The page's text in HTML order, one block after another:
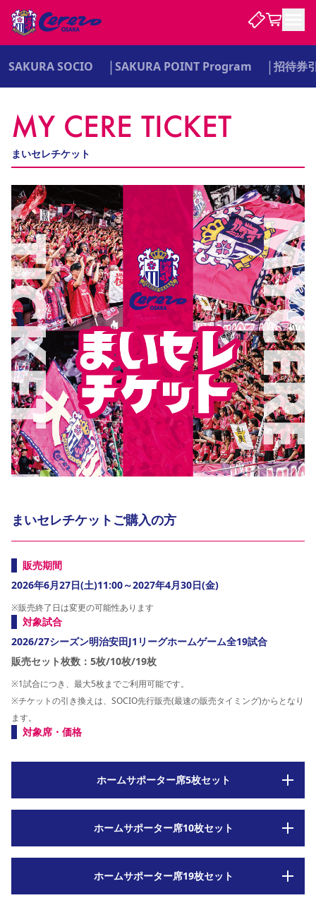
試合・チーム
試合について
チームについて
選手・スタッフ スケジュール メディア情報 アクセス レディース
アカデミー ハナサカプレーヤー 歴代所属選手
観戦する
チケット
チケット情報 販売スケジュール 価格・席種 購入方法
シーズンシート
法人シーズンシート 福祉サービス 団体チケット
特定興行入場券 譲渡サービス リセールサービス
観戦ガイド
初めて観戦ガイド キッズ向けサービス グルメ マッチデープログラム
観戦マナー&ルール
ビジターサポーター観戦ガイド 公式アプリ
スタジアム
YANMAR HANASAKA STADIUM
DAZNで観戦
DAZNで観戦
アウェイツアー
アウェイツアー
よくある質問
よくある質問
クラブを知る
セレッソ大阪について
クラブ紹介 沿革 シーズン記録 求人情報
サポートする
パートナー企業募集中 セレッソ大阪VISAカード
サポートスタッフ
セレッソアイデアちょうだいな 応援商店街
Lise（ライセンスビジネス）
サステナビリティ
サステナビリティポリシー SDGsのゴール インパクトレポート
活動レポート SPORT POSITIVE LEAGUES 取り組み実績
スポーツクラブ
スポーツクラブ
関連団体/施設
長居公園 セレッソフットサルパーク セレッソフットサルパーク長居
その他スポーツクラブ
ファンクラブ
ファンクラブ
SAKURA SOCIO SAKURA POINT Program 招待券引換方法 先行入場
まいセレチケット 会員規定 婚姻届・出生届・命名書
ニュース
ニュース
すべて チーム グッズ チケット イベント
ファンクラブ
ホームタウン
パートナー スポーツクラブ メディア 30周年
レディース
アカデミー
SAKURA SOCIO SAKURA POINT Program 招待券
MY CERE TICKET
まいセレチケット
まいセレチケットご購入の方
販売期間
2026年6月27日(土)11:00～2027年4月30日(金)
※販売終了日は変更の可能性あります
対象試合
2026/27シーズン明治安田J1リーグホームゲーム全19試合
販売セット枚数：5枚/10枚/19枚
※1試合につき、最大5枚までご利用可能です。
※チケットの引き換えは、SOCIO先行販売(最速の販売タイミング)からとなり
ます。
対象席・価格
ホームサポーター席5枚セット
13,500円
ホームサポーター席10枚セット
27,000円
ホームサポーター席19枚セット